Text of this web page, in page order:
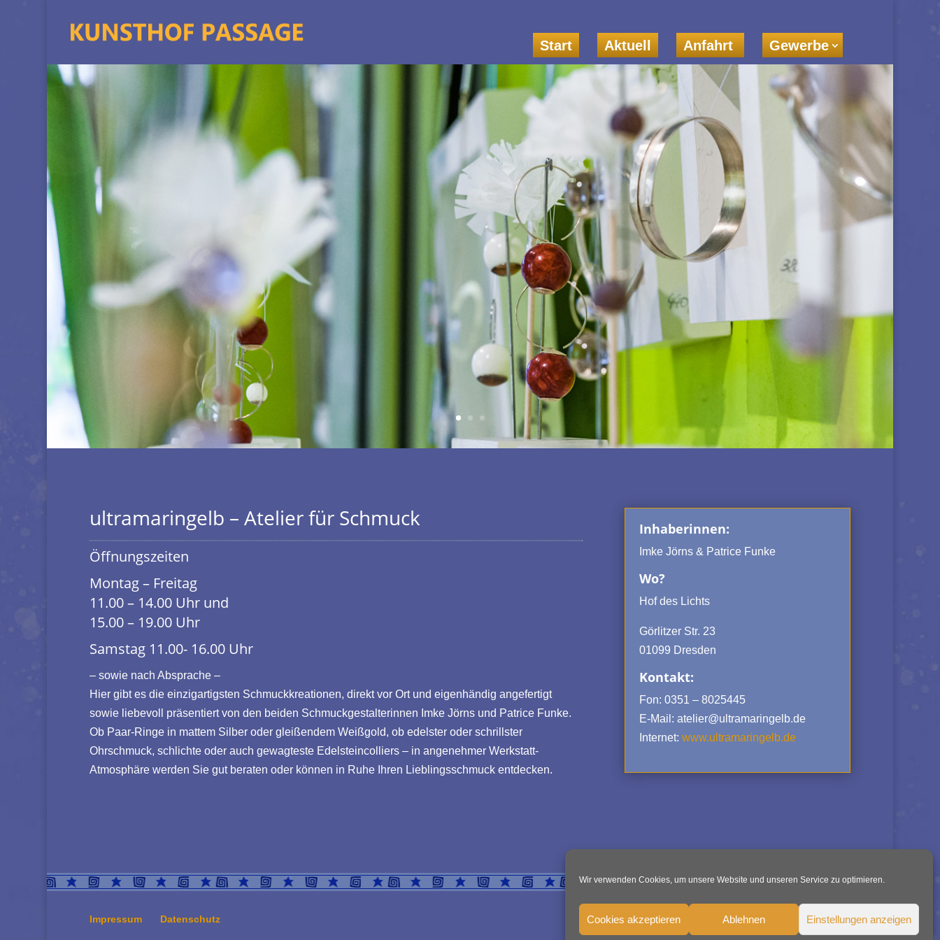
Wir verwenden Cookies, um unsere Website und unseren Service zu optimieren.
Cookies akzeptieren Ablehnen Einstellungen anzeigen
Start Aktuell Anfahrt Gewerbe
ultramaringelb – Atelier für Schmuck
Öffnungszeiten
Montag – Freitag
11.00 – 14.00 Uhr und
15.00 – 19.00 Uhr
Samstag 11.00- 16.00 Uhr
– sowie nach Absprache –
Hier gibt es die einzigartigsten Schmuckkreationen, direkt vor Ort und eigenhändig angefertigt
sowie liebevoll präsentiert von den beiden Schmuckgestalterinnen Imke Jörns und Patrice Funke.
Ob Paar-Ringe in mattem Silber oder gleißendem Weißgold, ob edelster oder schrillster
Ohrschmuck, schlichte oder auch gewagteste Edelsteincolliers – in angenehmer Werkstatt-
Atmosphäre werden Sie gut beraten oder können in Ruhe Ihren Lieblingsschmuck entdecken.
Inhaberinnen:
Imke Jörns & Patrice Funke
Wo?
Hof des Lichts
Görlitzer Str. 23
01099 Dresden
Kontakt:
Fon: 0351 – 8025445
E-Mail: atelier@ultramaringelb.de
Internet:www.ultramaringelb.de
Impressum Datenschutz